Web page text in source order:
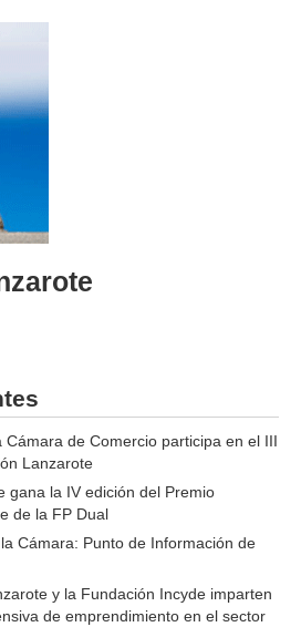
Cámara de Comercio participa en el III
Lanzarote
gana la IV edición del Premio
de la FP Dual
Cámara: Punto de Información de
y la Fundación Incyde imparten
de emprendimiento en el sector